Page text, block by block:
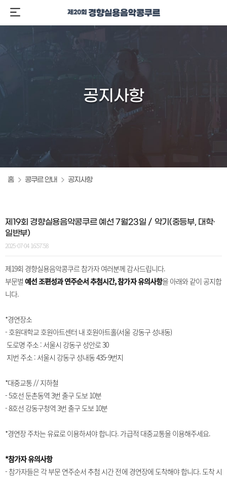
공지사항
홈 콩쿠르 안내 공지사항
제19회 경향실용음악콩쿠르 예선 7월23일 / 악기(중등부, 대학·
일반부)
2025-07-04 16:57:58
제19회 경향실용음악콩쿠르 참가자 여러분께 감사드립니다.
부문별예선 조편성과 연주순서 추첨시간, 참가자 유의사항을 아래와 같이 공지합
니다.
*경연장소
- 호원대학교 호원아트센터 내 호원아트홀(서울 강동구 성내동)
도로명 주소 : 서울시 강동구 성안로 30
지번 주소 : 서울시 강동구 성내동 435-9번지
*대중교통 // 지하철
- 5호선 둔촌동역 3번 출구 도보 10분
- 8호선 강동구청역 3번 출구 도보 10분
*경연장 주차는 유료로 이용하셔야 합니다. 가급적 대중교통을 이용해주세요.
*참가자 유의사항
- 참가자들은 각 부문 연주순서 추첨 시간 전에 경연장에 도착해야 합니다. 도착 시